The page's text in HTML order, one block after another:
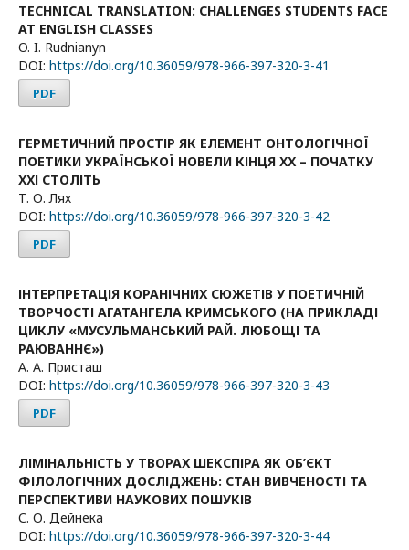
TECHNICAL TRANSLATION: CHALLENGES STUDENTS FACE
AT ENGLISH CLASSES
O. I. Rudnianyn
DOI: https://doi.org/10.36059/978-966-397-320-3-41
PDF
ГЕРМЕТИЧНИЙ ПРОСТІР ЯК ЕЛЕМЕНТ ОНТОЛОГІЧНОЇ
ПОЕТИКИ УКРАЇНСЬКОЇ НОВЕЛИ КІНЦЯ ХХ – ПОЧАТКУ
ХХІ СТОЛІТЬ
Т. О. Лях
DOI: https://doi.org/10.36059/978-966-397-320-3-42
PDF
ІНТЕРПРЕТАЦІЯ КОРАНІЧНИХ СЮЖЕТІВ У ПОЕТИЧНІЙ
ТВОРЧОСТІ АГАТАНГЕЛА КРИМСЬКОГО (НА ПРИКЛАДІ
ЦИКЛУ «МУСУЛЬМАНСЬКИЙ РАЙ. ЛЮБОЩІ ТА
РАЮВАННЄ»)
А. А. Присташ
DOI: https://doi.org/10.36059/978-966-397-320-3-43
PDF
ЛІМІНАЛЬНІСТЬ У ТВОРАХ ШЕКСПІРА ЯК ОБ’ЄКТ
ФІЛОЛОГІЧНИХ ДОСЛІДЖЕНЬ: СТАН ВИВЧЕНОСТІ ТА
ПЕРСПЕКТИВИ НАУКОВИХ ПОШУКІВ
С. О. Дейнека
DOI: https://doi.org/10.36059/978-966-397-320-3-44